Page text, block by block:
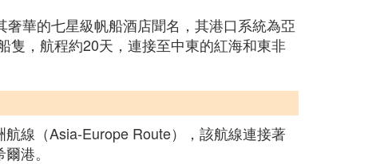
華的七星級帆船酒店聞名，其港口系統為亞
隻，航程約20天，連接至中東的紅海和東非
線（Asia-Europe Route），該航線連接著
港。